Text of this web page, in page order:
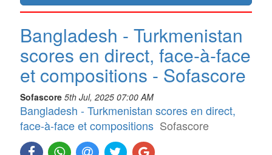
Bangladesh - Turkmenistan
scores en direct, face-à-face
et compositions - Sofascore
Sofascore 5th Jul, 2025 07:00 AM
Bangladesh - Turkmenistan scores en direct,
face-à-face et compositions Sofascore